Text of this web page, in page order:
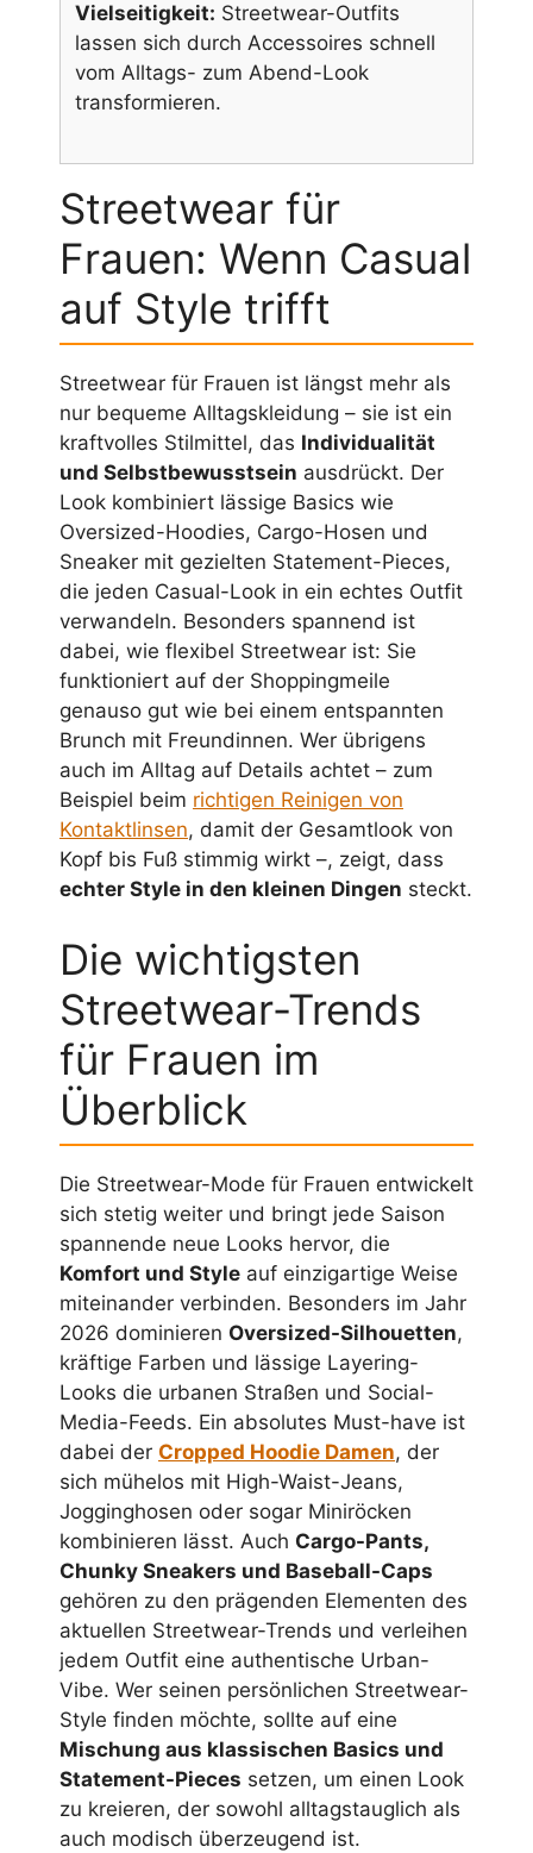
Vielseitigkeit: Streetwear-Outfits
lassen sich durch Accessoires schnell
vom Alltags- zum Abend-Look
transformieren.
Streetwear für
Frauen: Wenn Casual
auf Style trifft
Streetwear für Frauen ist längst mehr als
nur bequeme Alltagskleidung – sie ist ein
kraftvolles Stilmittel, das Individualität
und Selbstbewusstsein ausdrückt. Der
Look kombiniert lässige Basics wie
Oversized-Hoodies, Cargo-Hosen und
Sneaker mit gezielten Statement-Pieces,
die jeden Casual-Look in ein echtes Outfit
verwandeln. Besonders spannend ist
dabei, wie flexibel Streetwear ist: Sie
funktioniert auf der Shoppingmeile
genauso gut wie bei einem entspannten
Brunch mit Freundinnen. Wer übrigens
auch im Alltag auf Details achtet – zum
Beispiel beim richtigen Reinigen von
Kontaktlinsen, damit der Gesamtlook von
Kopf bis Fuß stimmig wirkt –, zeigt, dass
echter Style in den kleinen Dingen steckt.
Die wichtigsten
Streetwear-Trends
für Frauen im
Überblick
Die Streetwear-Mode für Frauen entwickelt
sich stetig weiter und bringt jede Saison
spannende neue Looks hervor, die
Komfort und Style auf einzigartige Weise
miteinander verbinden. Besonders im Jahr
2026 dominieren Oversized-Silhouetten,
kräftige Farben und lässige Layering-
Looks die urbanen Straßen und Social-
Media-Feeds. Ein absolutes Must-have ist
dabei der Cropped Hoodie Damen, der
sich mühelos mit High-Waist-Jeans,
Jogginghosen oder sogar Miniröcken
kombinieren lässt. Auch Cargo-Pants,
Chunky Sneakers und Baseball-Caps
gehören zu den prägenden Elementen des
aktuellen Streetwear-Trends und verleihen
jedem Outfit eine authentische Urban-
Vibe. Wer seinen persönlichen Streetwear-
Style finden möchte, sollte auf eine
Mischung aus klassischen Basics und
Statement-Pieces setzen, um einen Look
zu kreieren, der sowohl alltagstauglich als
auch modisch überzeugend ist.